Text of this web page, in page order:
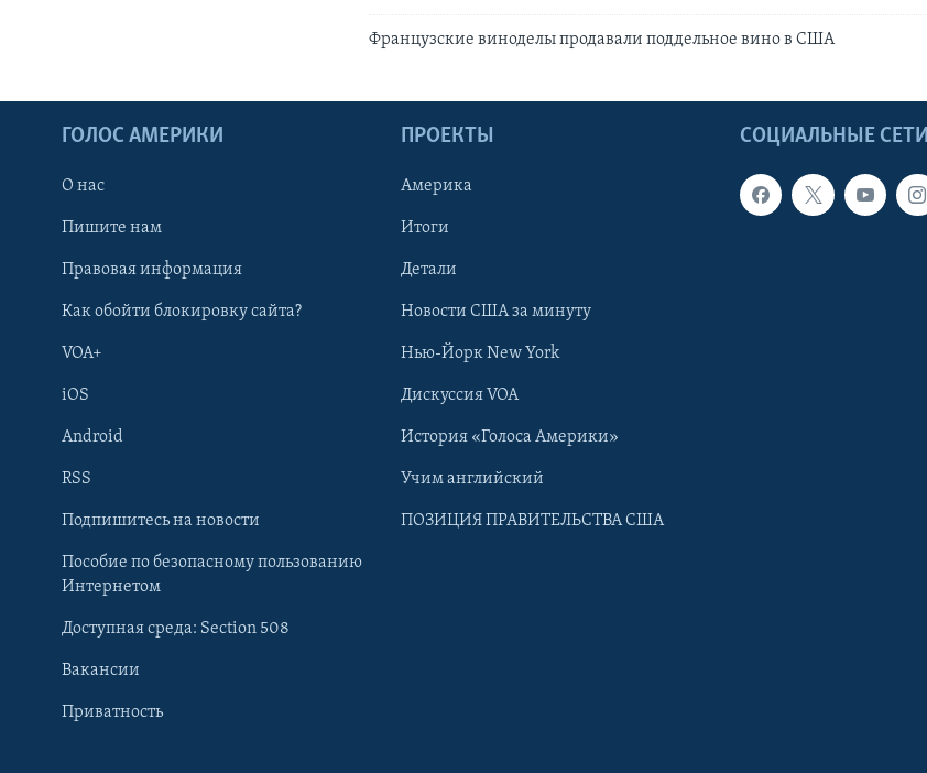
Learning English
Языки
Французские виноделы продавали поддельное вино в США
СОЦИАЛЬНЫЕ СЕТИ
ГОЛОС АМЕРИКИ
О нас
Пишите нам
Правовая информация
Как обойти блокировку сайта?
VOA+
iOS
Android
RSS
Подпишитесь на новости
Пособие по безопасному пользованию
Интернетом
Доступная среда: Section 508
Вакансии
Приватность
ПРОЕКТЫ
Америка
Итоги
Детали
Новости США за минуту
Нью-Йорк New York
Дискуссия VOA
История «Голоса Америки»
Учим английский
ПОЗИЦИЯ ПРАВИТЕЛЬСТВА США